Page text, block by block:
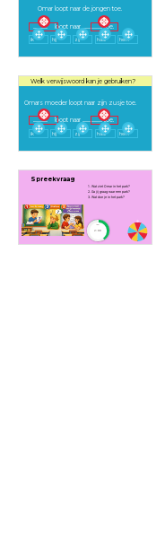
Omar loopt naar de jongen toe.
................ loopt naar ...................... toe.
ik hij zij haar hem
Welk verwijswoord kan je gebruiken?
Omars moeder loopt naar zijn zusje toe.
................ loopt naar ...................... toe.
ik hij zij haar hem
1. Wat ziet Omar in het park?
2. Ga jij graag naar een park?
3. Wat doe je in het park?
Spreekvraag
2:00